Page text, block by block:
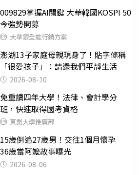
009829掌握AI關鍵 大華韓國KOSPI 50
今強勢開募
大華銀全能行銷方案
澎湖13子家庭母親現身了！貼字條稱
「很愛孩子」：請還我們平靜生活
2026-08-10
免重讀四年大學！法律、會計學分
班，快速取得國考資格
東吳大學推廣部
15歲倒追27歲男！交往1個月懷孕
36歲當阿嬤故事曝光
2026-08-06